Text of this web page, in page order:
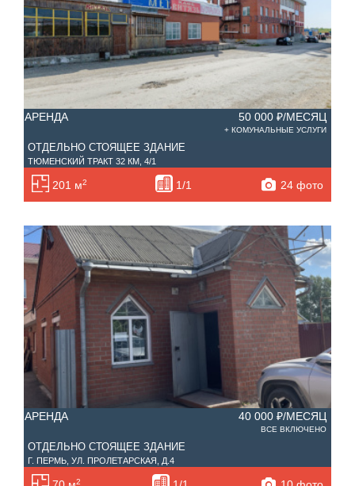
АРЕНДА 50 000 ₽/МЕСЯЦ
+ КОМУНАЛЬНЫЕ УСЛУГИ
ОТДЕЛЬНО СТОЯЩЕЕ ЗДАНИЕ
ТЮМЕНСКИЙ ТРАКТ 32 КМ, 4/1
201 м2 1/1 24 фото
АРЕНДА 40 000 ₽/МЕСЯЦ
ВСЕ ВКЛЮЧЕНО
ОТДЕЛЬНО СТОЯЩЕЕ ЗДАНИЕ
Г. ПЕРМЬ, УЛ. ПРОЛЕТАРСКАЯ, Д.4
2